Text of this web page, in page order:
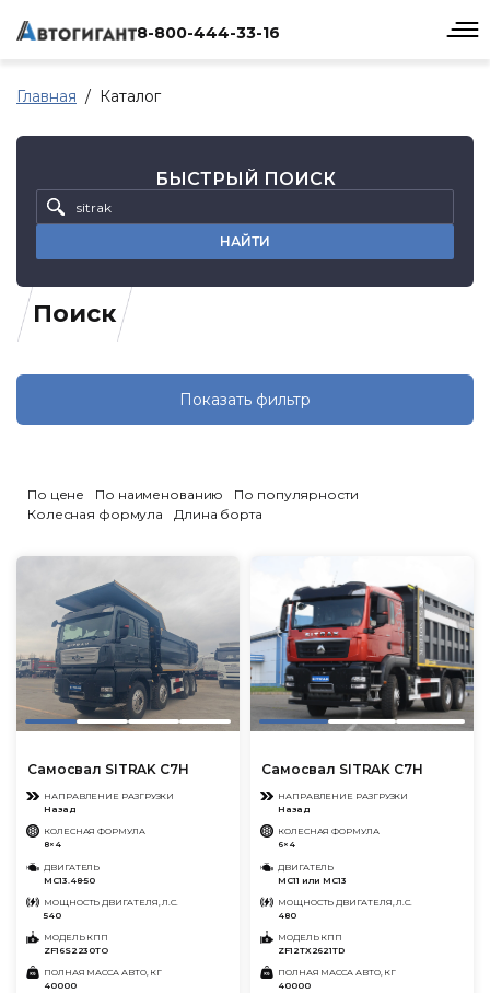
8-800-444-33-16
Главная Каталог
Поиск
БЫСТРЫЙ ПОИСК
НАЙТИ
Показать фильтр
По цене По наименованию
По популярности
Колесная формула
Длина борта
Самосвал SITRAK C7H
НАПРАВЛЕНИЕ РАЗГРУЗКИ
Назад
КОЛЕСНАЯ ФОРМУЛА
8×4
ДВИГАТЕЛЬ
MC13.48-50
МОЩНОСТЬ ДВИГАТЕЛЯ, Л.С.
540
МОДЕЛЬ КПП
ZF16S2230TO
ПОЛНАЯ МАССА АВТО, КГ
40000
Самосвал SITRAK C7H
НАПРАВЛЕНИЕ РАЗГРУЗКИ
Назад
КОЛЕСНАЯ ФОРМУЛА
6×4
ДВИГАТЕЛЬ
MC11 или MC13
МОЩНОСТЬ ДВИГАТЕЛЯ, Л.С.
480
МОДЕЛЬ КПП
ZF12TX2621TD
ПОЛНАЯ МАССА АВТО, КГ
40000